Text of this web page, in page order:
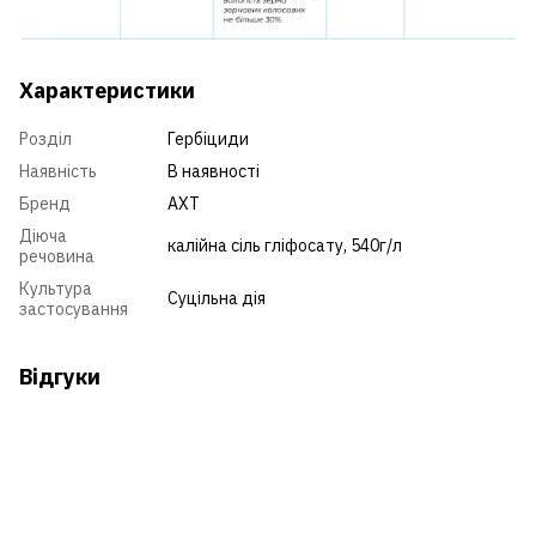
Характеристики
Розділ
Гербіциди
Наявність
В наявності
Бренд
АХТ
Діюча
речовина
калійна сіль гліфосату, 540г/л
Культура
застосування
Суцільна дія
Відгуки